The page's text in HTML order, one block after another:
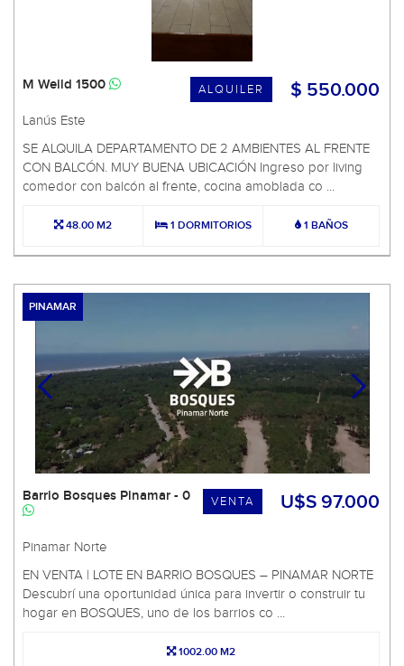
$ 550.000
ALQUILER
M Weild 1500
Lanús Este
SE ALQUILA DEPARTAMENTO DE 2 AMBIENTES AL FRENTE
CON BALCÓN. MUY BUENA UBICACIÓN Ingreso por living
comedor con balcón al frente, cocina amoblada co ...
48.00 M2 1 DORMITORIOS 1 BAÑOS
PINAMAR
U$S 97.000
VENTA
Barrio Bosques Pinamar - 0
Pinamar Norte
EN VENTA | LOTE EN BARRIO BOSQUES – PINAMAR NORTE
Descubrí una oportunidad única para invertir o construir tu
hogar en BOSQUES, uno de los barrios co ...
1002.00 M2